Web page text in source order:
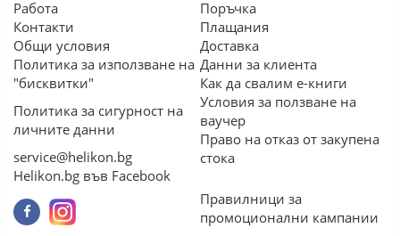
Работа
Контакти
Общи условия
Политика за използване на
"бисквитки"
Политика за сигурност на
личните данни
service@helikon.bg
Helikon.bg във Facebook
Поръчка
Плащания
Доставка
Данни за клиента
Как да свалим е-книги
Условия за ползване на
ваучер
Право на отказ от закупена
стока
Правилници за
промоционални кампании